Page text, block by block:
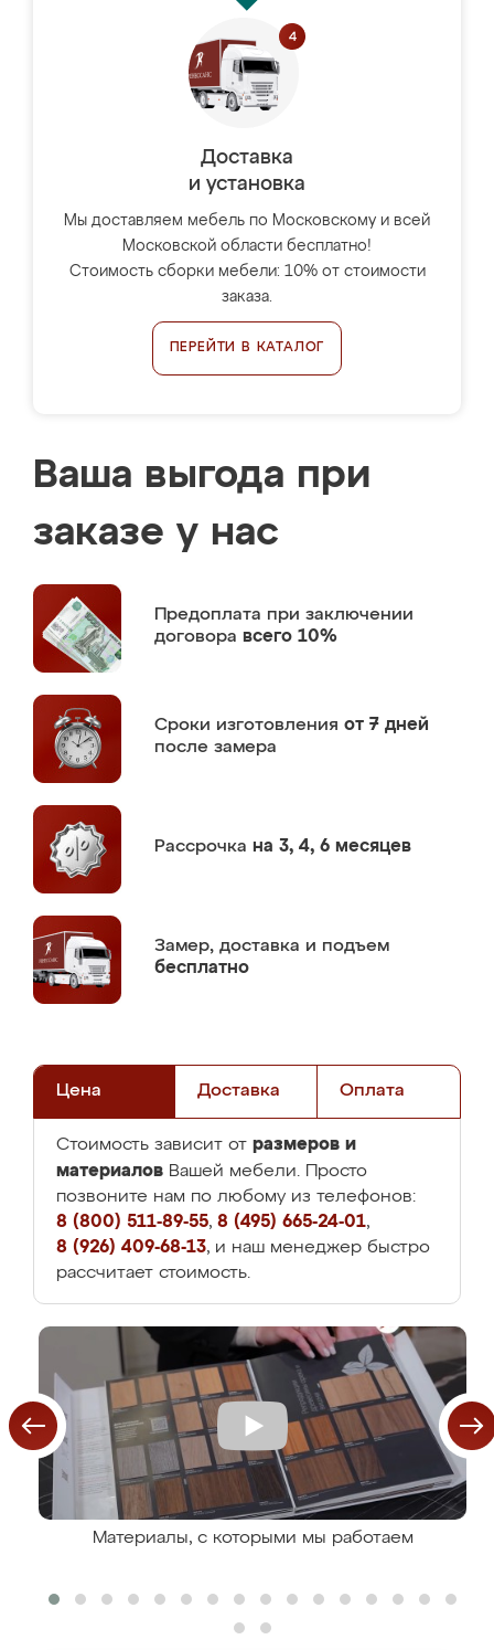
Доставка
и установка
Мы доставляем мебель по Московскому и всей
Московской области бесплатно!
Стоимость сборки мебели: 10% от стоимости
заказа.
ПЕРЕЙТИ В КАТАЛОГ
Ваша выгода при
заказе у нас
Предоплата при заключении
договора всего 10%
Сроки изготовления от 7 дней
после замера
Рассрочка на 3, 4, 6 месяцев
Замер, доставка и подъем
бесплатно
Цена Доставка Оплата
Стоимость зависит от размеров и
материалов Вашей мебели. Просто
позвоните нам по любому из телефонов:
8 (800) 511-89-55, 8 (495) 665-24-01,
8 (926) 409-68-13, и наш менеджер быстро
рассчитает стоимость.
Материалы, с которыми мы работаем